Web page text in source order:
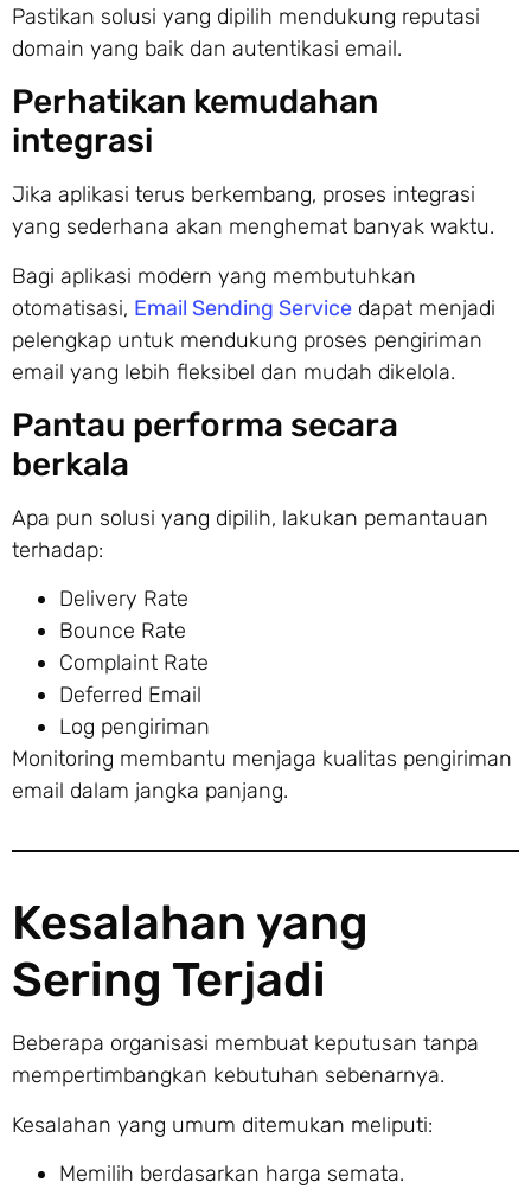
Pastikan solusi yang dipilih mendukung reputasi
domain yang baik dan autentikasi email.
Perhatikan kemudahan
integrasi
Jika aplikasi terus berkembang, proses integrasi
yang sederhana akan menghemat banyak waktu.
Bagi aplikasi modern yang membutuhkan
otomatisasi, Email Sending Service dapat menjadi
pelengkap untuk mendukung proses pengiriman
email yang lebih fleksibel dan mudah dikelola.
Pantau performa secara
berkala
Apa pun solusi yang dipilih, lakukan pemantauan
terhadap:
Delivery Rate
Bounce Rate
Complaint Rate
Deferred Email
Log pengiriman
Monitoring membantu menjaga kualitas pengiriman
email dalam jangka panjang.
Kesalahan yang
Sering Terjadi
Beberapa organisasi membuat keputusan tanpa
mempertimbangkan kebutuhan sebenarnya.
Kesalahan yang umum ditemukan meliputi:
Memilih berdasarkan harga semata.